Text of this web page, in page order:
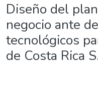
Diseño del
negocio ante
tecnológicos
de Costa Rica